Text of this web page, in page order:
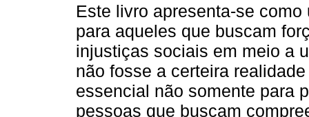
Este livro apresenta-se
para aqueles que buscam
injustiças sociais em meio a
não fosse a certeira
essencial não somente para
pessoas que buscam